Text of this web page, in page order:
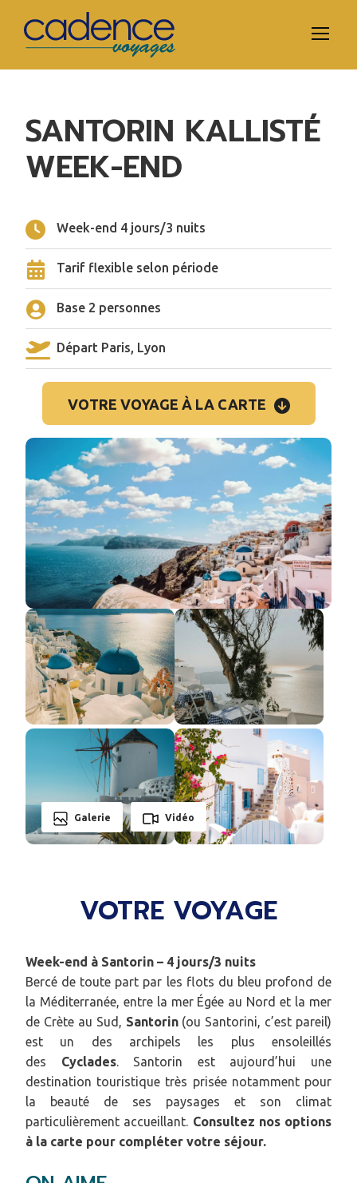
SANTORIN KALLISTÉ
WEEK-END
Week-end 4 jours/3 nuits
Tarif flexible selon période
Base 2 personnes
Départ Paris, Lyon
VOTRE VOYAGE À LA CARTE
Galerie Vidéo
VOTRE VOYAGE
Week-end à Santorin – 4 jours/3 nuits
Bercé de toute part par les flots du bleu profond de
la Méditerranée, entre la mer Égée au Nord et la mer
de Crète au Sud, Santorin(ou Santorini, c’est pareil)
est un des archipels les plus ensoleillés
des Cyclades. Santorin est aujourd’hui une
destination touristique très prisée notamment pour
la beauté de ses paysages et son climat
particulièrement accueillant. Consultez nos options
à la carte pour compléter votre séjour.